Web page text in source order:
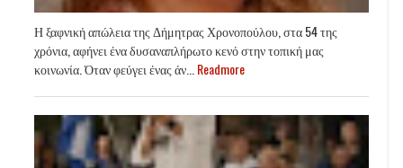
Η ξαφνική απώλεια της Δήμητρας Χρονοπούλου, στα 54 της
χρόνια, αφήνει ένα δυσαναπλήρωτο κενό στην τοπική μας
κοινωνία. Όταν φεύγει ένας άν... Readmore